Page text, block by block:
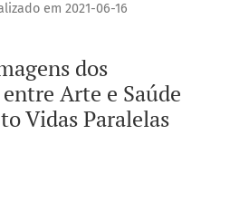
dos
Arte e Saúde
Vidas Paralelas
em 2021-06-16